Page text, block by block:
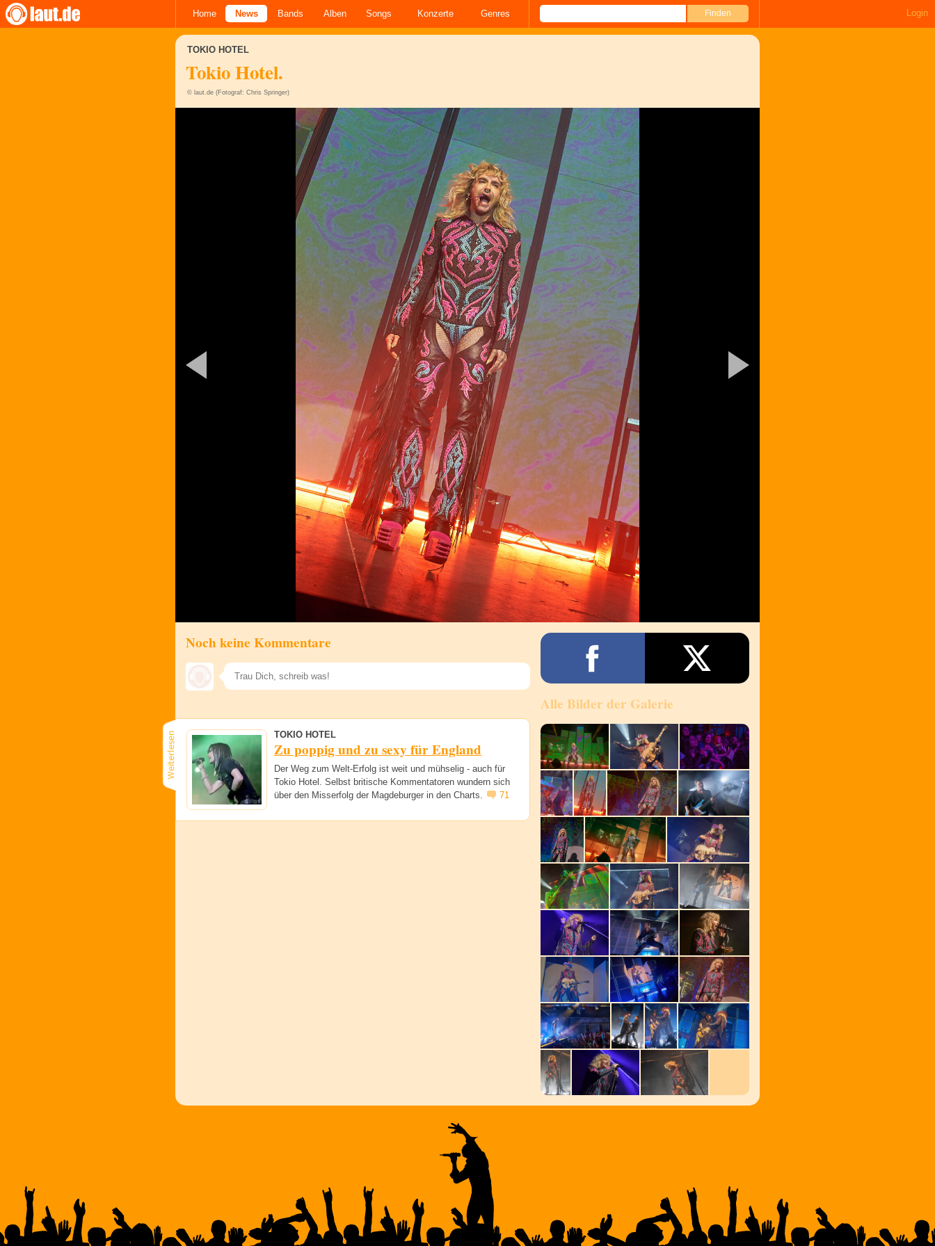
Home News Bands Alben Songs Konzerte Genres Login
TOKIO HOTEL
Tokio Hotel.
© laut.de (Fotograf: Chris Springer)
Noch keine Kommentare
TOKIO HOTEL
Zu poppig und zu sexy für England
Der Weg zum Welt-Erfolg ist weit und mühselig - auch für
Tokio Hotel. Selbst britische Kommentatoren wundern sich
über den Misserfolg der Magdeburger in den Charts.
71
Alle Bilder der Galerie